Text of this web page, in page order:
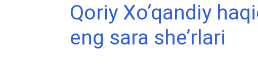
Qoriy Xo’qandiy
eng sara she’rlari